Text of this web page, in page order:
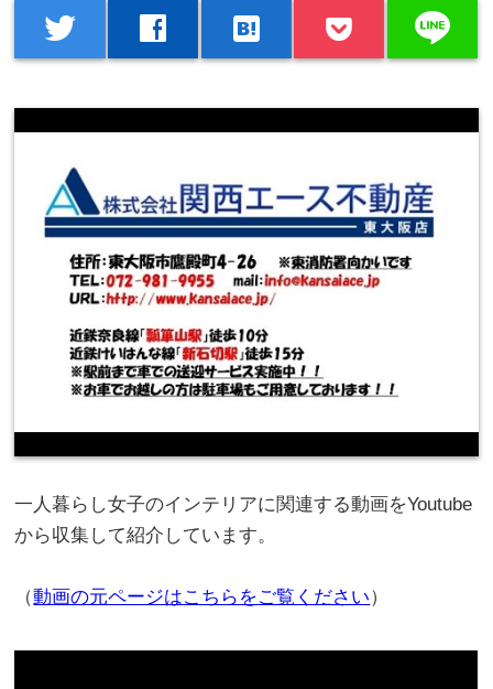
twitter facebook hatenabookmark line
一人暮らし女子のインテリアに関連する動画をYoutube
から収集して紹介しています。
（動画の元ページはこちらをご覧ください）